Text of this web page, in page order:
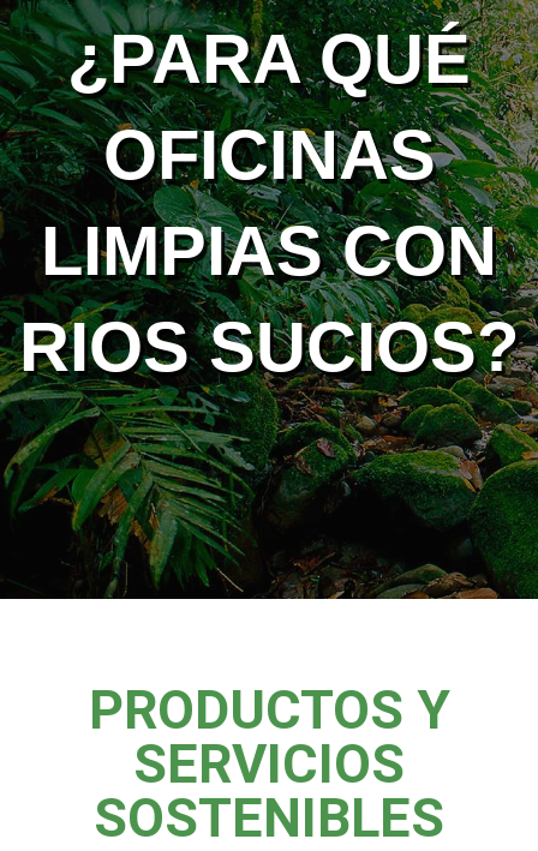
¿PARA QUÉ
OFICINAS
LIMPIAS CON
RIOS SUCIOS?
PRODUCTOS Y
SERVICIOS
SOSTENIBLES